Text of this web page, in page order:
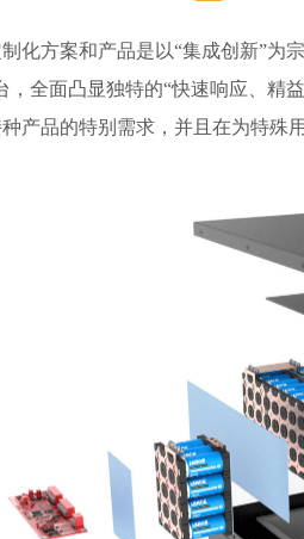
化方案和产品是以“集成创新”为
，全面凸显独特的“快速响应、精
产品的特别需求，并且在为特殊